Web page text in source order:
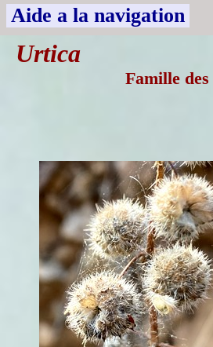
Aide a la navigation
Urtica
Famille des